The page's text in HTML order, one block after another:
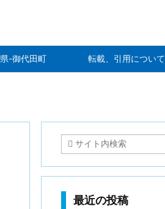
-御代田町 転載、引用について
最近の投稿